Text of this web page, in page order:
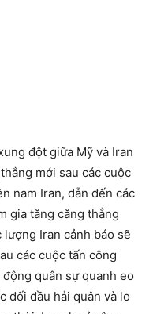
đột giữa Mỹ và Iran
mới sau các cuộc
nam Iran, dẫn đến các
gia tăng căng thẳng
Iran cảnh báo sẽ
các cuộc tấn công
quân sự quanh eo
đối đầu hải quân và lo